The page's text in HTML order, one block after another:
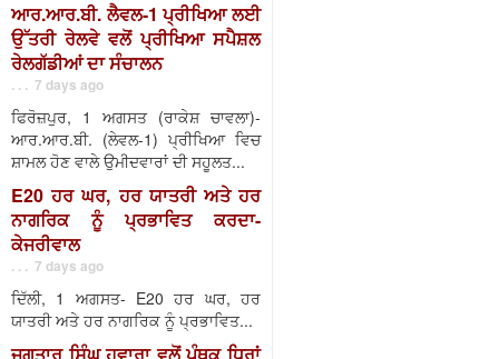
ਆਰ.ਆਰ.ਬੀ. ਲੈਵਲ-1 ਪ੍ਰੀਖਿਆ ਲਈ
ਉੱਤਰੀ ਰੇਲਵੇ ਵਲੋਂ ਪ੍ਰੀਖਿਆ ਸਪੈਸ਼ਲ
ਰੇਲਗੱਡੀਆਂ ਦਾ ਸੰਚਾਲਨ
. . . 7 days ago
ਫਿਰੋਜ਼ਪੁਰ, 1 ਅਗਸਤ (ਰਾਕੇਸ਼ ਚਾਵਲਾ)-
ਆਰ.ਆਰ.ਬੀ. (ਲੇਵਲ-1) ਪ੍ਰੀਖਿਆ ਵਿਚ
ਸ਼ਾਮਲ ਹੋਣ ਵਾਲੇ ਉਮੀਦਵਾਰਾਂ ਦੀ ਸਹੂਲਤ...
E20 ਹਰ ਘਰ, ਹਰ ਯਾਤਰੀ ਅਤੇ ਹਰ
ਨਾਗਰਿਕ ਨੂੰ ਪ੍ਰਭਾਵਿਤ ਕਰਦਾ-
ਕੇਜਰੀਵਾਲ
. . . 7 days ago
ਦਿੱਲੀ, 1 ਅਗਸਤ- E20 ਹਰ ਘਰ, ਹਰ
ਯਾਤਰੀ ਅਤੇ ਹਰ ਨਾਗਰਿਕ ਨੂੰ ਪ੍ਰਭਾਵਿਤ...
ਜਗਤਾਰ ਸਿੰਘ ਹਵਾਰਾ ਵਲੋਂ ਪੰਥਕ ਧਿਰਾਂ